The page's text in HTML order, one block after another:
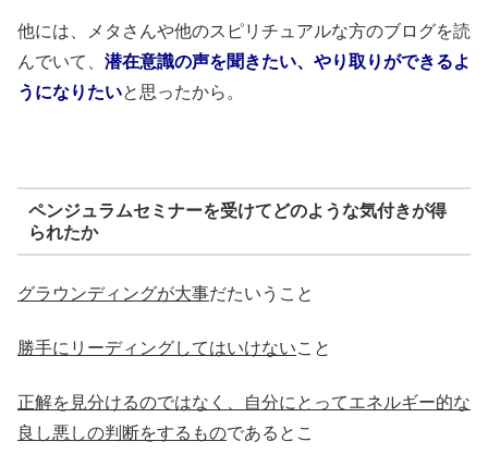
他には、メタさんや他のスピリチュアルな方のブログを読
んでいて、 潜在意識の声を聞きたい、やり取りができるよ
うになりたいと思ったから。
ペンジュラムセミナーを受けてどのような気付きが得
られたか
グラウンディングが大事だたいうこと
勝手にリーディングしてはいけないこと
正解を見分けるのではなく、自分にとってエネルギー的な
良し悪しの判断をするものであるとこ